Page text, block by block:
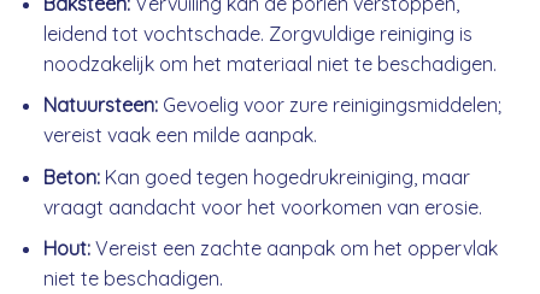
leidend tot vochtschade. Zorgvuldige reiniging is
noodzakelijk om het materiaal niet te beschadigen.
Natuursteen:Gevoelig voor zure reinigingsmiddelen;
vereist vaak een milde aanpak.
Beton:Kan goed tegen hogedrukreiniging, maar
vraagt aandacht voor het voorkomen van erosie.
Hout:Vereist een zachte aanpak om het oppervlak
niet te beschadigen.